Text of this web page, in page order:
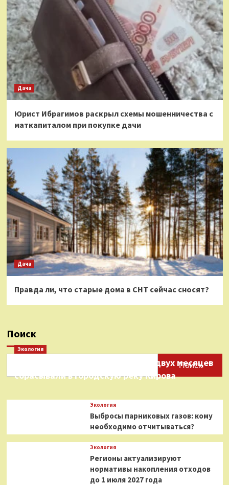
Дача
Юрист Ибрагимов раскрыл схемы мошенничества с
маткапиталом при покупке дачи
Дача
Правда ли, что старые дома в СНТ сейчас сносят?
Поиск
Поиск
Экология
Нефтепродукты на протяжении двух месяцев
сбрасывали в городскую реку Кирова
Экология
Выбросы парниковых газов: кому
необходимо отчитываться?
Экология
Регионы актуализируют
нормативы накопления отходов
до 1 июля 2027 года